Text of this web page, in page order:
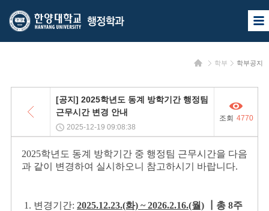
한
양
교
양
교
행
정
학
과
사
이
열
홈 학부 학부공지
[공지] 2025학년도 동계 방학기간 행정팀
근무시간 변경 안내
조회 4770
2025-12-19 09:08:38
2025학년도 동계 방학기간 중 행정팀 근무시간을 다음
과 같이 변경하여 실시하오니 참고하시기 바랍니다.
1. 변경기간: 2025.12.23.(화) ~2026.2.16.(월) ┃총 8주